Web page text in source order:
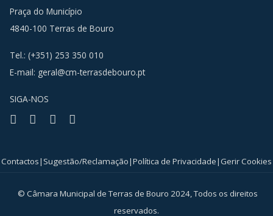
Praça do Município
4840-100 Terras de Bouro
Tel.: (+351) 253 350 010
E-mail: geral@cm-terrasdebouro.pt
SIGA-NOS
Facebook
Youtube
Instagram
© Câmara Municipal de Terras de Bouro 2024, Todos os direitos
reservados.
Contactos| Sugestão/Reclamação|Política de Privacidade|Gerir Cookies